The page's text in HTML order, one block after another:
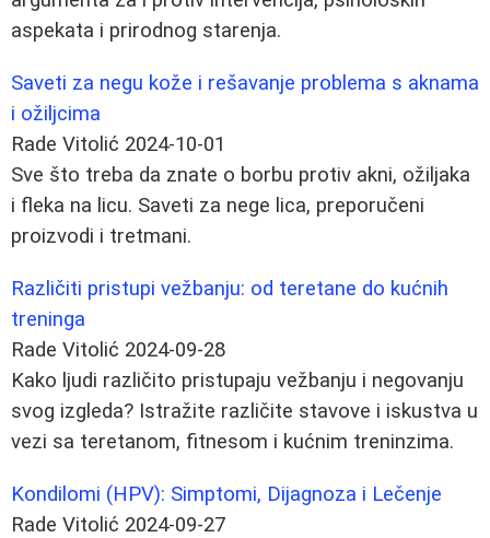
aspekata i prirodnog starenja.
Saveti za negu kože i rešavanje problema s aknama
i ožiljcima
Rade Vitolić 2024-10-01
Sve što treba da znate o borbu protiv akni, ožiljaka
i fleka na licu. Saveti za nege lica, preporučeni
proizvodi i tretmani.
Različiti pristupi vežbanju: od teretane do kućnih
treninga
Rade Vitolić 2024-09-28
Kako ljudi različito pristupaju vežbanju i negovanju
svog izgleda? Istražite različite stavove i iskustva u
vezi sa teretanom, fitnesom i kućnim treninzima.
Kondilomi (HPV): Simptomi, Dijagnoza i Lečenje
Rade Vitolić 2024-09-27